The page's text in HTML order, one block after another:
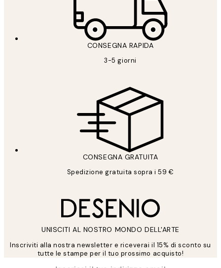
CONSEGNA RAPIDA
3-5 giorni
CONSEGNA GRATUITA
Spedizione gratuita sopra i 59 €
UNISCITI AL NOSTRO MONDO DELL'ARTE
Inscriviti alla nostra newsletter e riceverai il 15% di sconto su
tutte le stampe per il tuo prossimo acquisto!